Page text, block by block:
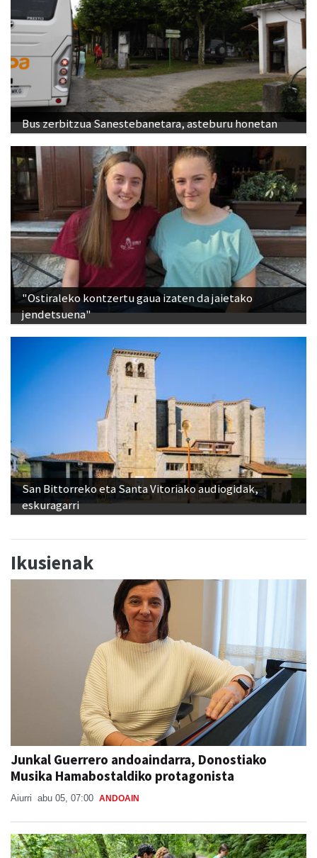
Bus zerbitzua Sanestebanetara, asteburu honetan
"Ostiraleko kontzertu gaua izaten da jaietako
jendetsuena"
San Bittorreko eta Santa Vitoriako audiogidak,
eskuragarri
Junkal Guerrero andoaindarra, Donostiako
Musika Hamabostaldiko protagonista
Aiurri abu 05, 07:00 ANDOAIN